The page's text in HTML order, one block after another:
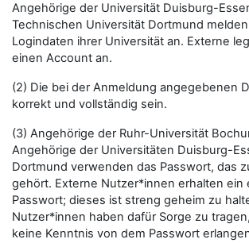
Angehörige der Universität Duisburg-
Technischen Universität Dortmund
Logindaten ihrer Universität an. Externe
einen Account an.
(2) Die bei der Anmeldung angegebenen
korrekt und vollständig sein.
(3) Angehörige der Ruhr-Universität
Angehörige der Universitäten Duisburg-
Dortmund verwenden das Passwort, das
gehört. Externe Nutzer*innen erhalten ein
Passwort; dieses ist streng geheim zu
Nutzer*innen haben dafür Sorge zu
keine Kenntnis von dem Passwort